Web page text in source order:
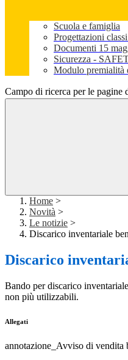
Scuola e famiglia
Progettazioni
Documenti 15
Sicurezza -
Modulo premialità
Campo di ricerca per le pagine
Home >
Novità >
Le notizie >
Discarico inventariale
Discarico
Bando per discarico
non più utilizzabili.
Allegati
annotazione_Avviso di vendita